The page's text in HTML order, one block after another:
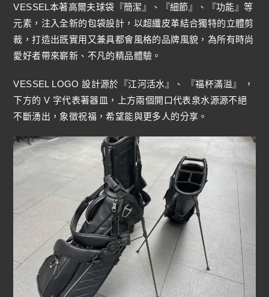
VESSEL本著高爾夫球袋『簡潔』、『細節』、『功能』等
元素，注入全新的包袋設計，以超纖皮革結合獨特的立體剪
裁，打造出既實用又兼具都會風格的品牌風貌，為所有時尚
愛好者帶來嶄新、不凡的精品體驗。
VESSEL LOGO 設計源於『江河活水』、 『福杯滿溢』 ，
下方的 V 字代表著器皿，上方兩個開口代表泉水源源不絕
不斷湧出，象徵祝福，希望能與更多人的分享。